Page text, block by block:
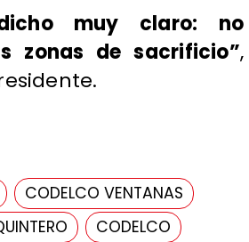
muy claro: no
zonas de sacrificio”,
CODELCO VENTANAS
CODELCO